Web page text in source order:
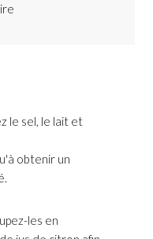
le sel, le lait et
obtenir un
les en